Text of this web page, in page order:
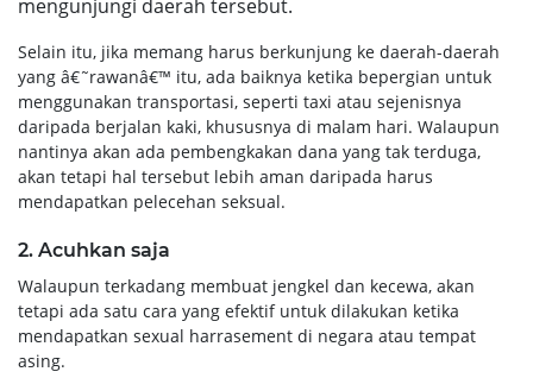
mengunjungi daerah tersebut.
Selain itu, jika memang harus berkunjung ke daerah-daerah
yang â€˜rawanâ€™ itu, ada baiknya ketika bepergian untuk
menggunakan transportasi, seperti taxi atau sejenisnya
daripada berjalan kaki, khususnya di malam hari. Walaupun
nantinya akan ada pembengkakan dana yang tak terduga,
akan tetapi hal tersebut lebih aman daripada harus
mendapatkan pelecehan seksual.
2. Acuhkan saja
Walaupun terkadang membuat jengkel dan kecewa, akan
tetapi ada satu cara yang efektif untuk dilakukan ketika
mendapatkan sexual harrasement di negara atau tempat
asing.